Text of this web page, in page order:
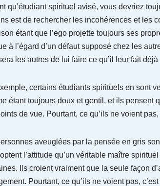
qu’étudiant spirituel avisé, vous devriez
est de rechercher les incohérences et les
étant que l’ego projette toujours ses
à l’égard d’un défaut supposé chez les
les autres de lui faire ce qu’il leur fait déjà
certains étudiants spirituels en sont
étant toujours doux et gentil, et ils pensent
de vue. Pourtant, ce qu’ils ne voient
aveuglées par la pensée en gris
l’attitude qu’un véritable maître
Ils croient vraiment que la seule façon
Pourtant, ce qu’ils ne voient pas,